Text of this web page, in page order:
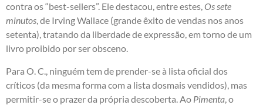
contra os “best-sellers”. Ele destacou, entre estes,Os sete
minutos, de Irving Wallace (grande êxito de vendas nos anos
setenta), tratando da liberdade de expressão, em torno de um
livro proibido por ser obsceno.
Para O. C., ninguém tem de prender-se à lista oficial dos
críticos (da mesma forma com a lista dosmais vendidos), mas
permitir-se o prazer da própria descoberta. Ao Pimenta, o